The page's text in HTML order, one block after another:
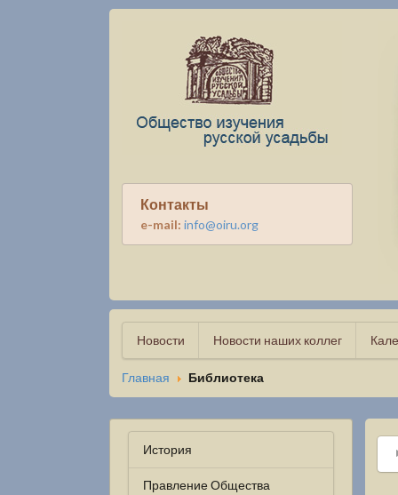
Контакты
e-mail: info@oiru.org
Новости Новости наших коллег
Главная Библиотека
История
Правление Общества